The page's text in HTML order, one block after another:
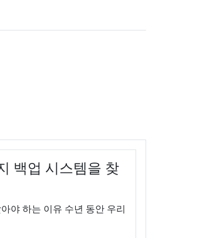
백업 시스템을 찾
야 하는 이유 수년 동안 우리